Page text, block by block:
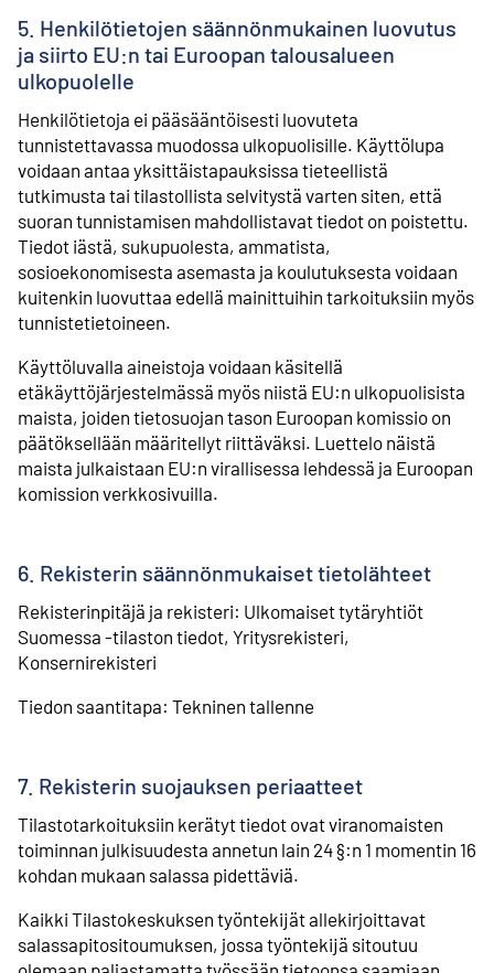
5. Henkilötietojen säännönmukainen luovutus
ja siirto EU:n tai Euroopan talousalueen
ulkopuolelle
Henkilötietoja ei pääsääntöisesti luovuteta
tunnistettavassa muodossa ulkopuolisille. Käyttölupa
voidaan antaa yksittäistapauksissa tieteellistä
tutkimusta tai tilastollista selvitystä varten siten, että
suoran tunnistamisen mahdollistavat tiedot on poistettu.
Tiedot iästä, sukupuolesta, ammatista,
sosioekonomisesta asemasta ja koulutuksesta voidaan
kuitenkin luovuttaa edellä mainittuihin tarkoituksiin myös
tunnistetietoineen.
Käyttöluvalla aineistoja voidaan käsitellä
etäkäyttöjärjestelmässä myös niistä EU:n ulkopuolisista
maista, joiden tietosuojan tason Euroopan komissio on
päätöksellään määritellyt riittäväksi. Luettelo näistä
maista julkaistaan EU:n virallisessa lehdessä ja Euroopan
komission verkkosivuilla.
6. Rekisterin säännönmukaiset tietolähteet
Rekisterinpitäjä ja rekisteri: Ulkomaiset tytäryhtiöt
Suomessa -tilaston tiedot, Yritysrekisteri,
Konsernirekisteri
Tiedon saantitapa: Tekninen tallenne
7. Rekisterin suojauksen periaatteet
Tilastotarkoituksiin kerätyt tiedot ovat viranomaisten
toiminnan julkisuudesta annetun lain 24 §:n 1 momentin 16
kohdan mukaan salassa pidettäviä.
Kaikki Tilastokeskuksen työntekijät allekirjoittavat
salassapitositoumuksen, jossa työntekijä sitoutuu